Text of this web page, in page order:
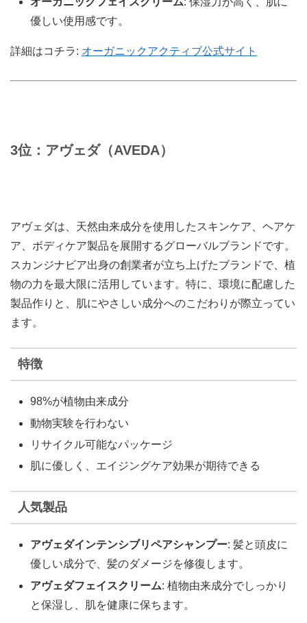
優しい使用感です。
詳細はコチラ: オーガニックアクティブ公式サイト
3位：アヴェダ（AVEDA）
アヴェダは、天然由来成分を使用したスキンケア、ヘアケ
ア、ボディケア製品を展開するグローバルブランドです。
スカンジナビア出身の創業者が立ち上げたブランドで、植
物の力を最大限に活用しています。特に、環境に配慮した
製品作りと、肌にやさしい成分へのこだわりが際立ってい
ます。
特徴
98%が植物由来成分
動物実験を行わない
リサイクル可能なパッケージ
肌に優しく、エイジングケア効果が期待できる
人気製品
アヴェダインテンシブリペアシャンプー: 髪と頭皮に
優しい成分で、髪のダメージを修復します。
アヴェダフェイスクリーム: 植物由来成分でしっかり
と保湿し、肌を健康に保ちます。